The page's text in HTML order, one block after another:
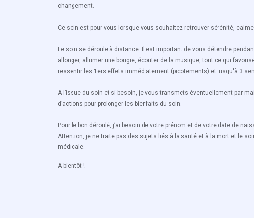
changement.
Ce soin est pour vous lorsque vous souhaitez retrouver sérénité,
Le soin se déroule à distance. Il est important de vous détendre
allonger, allumer une bougie, écouter de la musique, tout ce qui
ressentir les 1ers effets immédiatement (picotements) et jusqu'à 3
A l’issue du soin et si besoin, je vous transmets éventuellement par
d’actions pour prolonger les bienfaits du soin.
Pour le bon déroulé, j’ai besoin de votre prénom et de votre date de
Attention, je ne traite pas des sujets liés à la santé et à la mort et le
médicale.
A bientôt !